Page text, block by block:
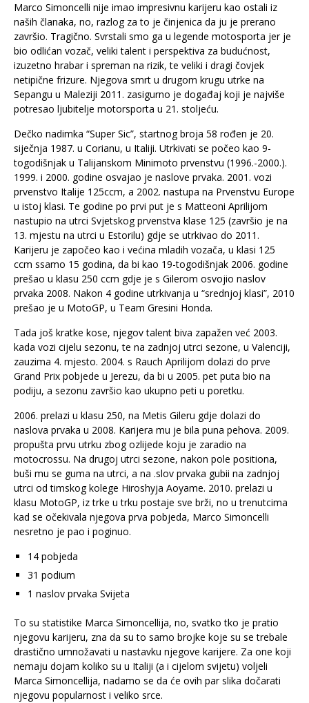
Marco Simoncelli nije imao impresivnu karijeru kao ostali iz
naših članaka, no, razlog za to je činjenica da ju je prerano
završio. Tragično. Svrstali smo ga u legende motosporta jer je
bio odlićan vozač, veliki talent i perspektiva za budućnost,
izuzetno hrabar i spreman na rizik, te veliki i dragi čovjek
netipične frizure. Njegova smrt u drugom krugu utrke na
Sepangu u Maleziji 2011. zasigurno je događaj koji je najviše
potresao ljubitelje motorsporta u 21. stoljeću.
Dečko nadimka “Super Sic”, startnog broja 58 rođen je 20.
siječnja 1987. u Corianu, u Italiji. Utrkivati se počeo kao 9-
togodišnjak u Talijanskom Minimoto prvenstvu (1996.-2000.).
1999. i 2000. godine osvajao je naslove prvaka. 2001. vozi
prvenstvo Italije 125ccm, a 2002. nastupa na Prvenstvu Europe
u istoj klasi. Te godine po prvi put je s Matteoni Aprilijom
nastupio na utrci Svjetskog prvenstva klase 125 (završio je na
13. mjestu na utrci u Estorilu) gdje se utrkivao do 2011.
Karijeru je započeo kao i većina mladih vozača, u klasi 125
ccm ssamo 15 godina, da bi kao 19-togodišnjak 2006. godine
prešao u klasu 250 ccm gdje je s Gilerom osvojio naslov
prvaka 2008. Nakon 4 godine utrkivanja u “srednjoj klasi”, 2010
prešao je u MotoGP, u Team Gresini Honda.
Tada još kratke kose, njegov talent biva zapažen već 2003.
kada vozi cijelu sezonu, te na zadnjoj utrci sezone, u Valenciji,
zauzima 4. mjesto. 2004. s Rauch Aprilijom dolazi do prve
Grand Prix pobjede u Jerezu, da bi u 2005. pet puta bio na
podiju, a sezonu završio kao ukupno peti u poretku.
2006. prelazi u klasu 250, na Metis Gileru gdje dolazi do
naslova prvaka u 2008. Karijera mu je bila puna pehova. 2009.
propušta prvu utrku zbog ozlijede koju je zaradio na
motocrossu. Na drugoj utrci sezone, nakon pole positiona,
buši mu se guma na utrci, a na .slov prvaka gubii na zadnjoj
utrci od timskog kolege Hiroshyja Aoyame. 2010. prelazi u
klasu MotoGP, iz trke u trku postaje sve brži, no u trenutcima
kad se očekivala njegova prva pobjeda, Marco Simoncelli
nesretno je pao i poginuo.
14 pobjeda
31 podium
1 naslov prvaka Svijeta
To su statistike Marca Simoncellija, no, svatko tko je pratio
njegovu karijeru, zna da su to samo brojke koje su se trebale
drastično umnožavati u nastavku njegove karijere. Za one koji
nemaju dojam koliko su u Italiji (a i cijelom svijetu) voljeli
Marca Simoncellija, nadamo se da će ovih par slika dočarati
njegovu popularnost i veliko srce.